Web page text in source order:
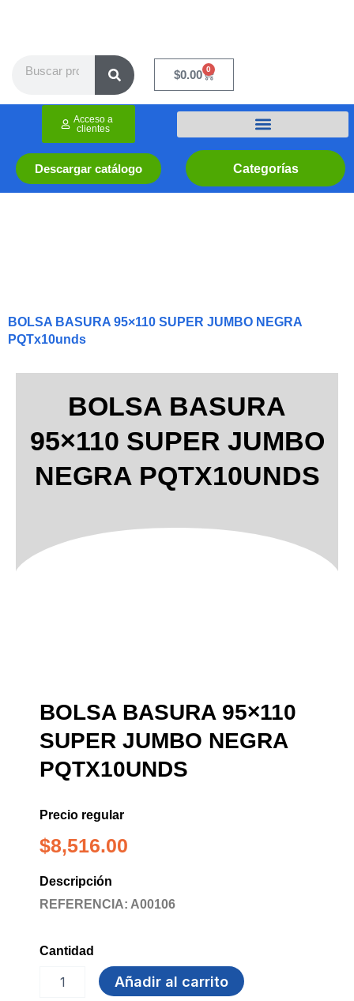
$0.00 0
Cart
Categorías
Descargar catálogo
Acceso a
clientes
BOLSA BASURA 95×110 SUPER JUMBO NEGRA
PQTx10unds
BOLSA BASURA
95×110 SUPER JUMBO
NEGRA PQTX10UNDS
BOLSA BASURA 95×110
SUPER JUMBO NEGRA
PQTX10UNDS
Precio regular
$8,516.00
Descripción
REFERENCIA: A00106
Cantidad
BASURA
Añadir al carrito